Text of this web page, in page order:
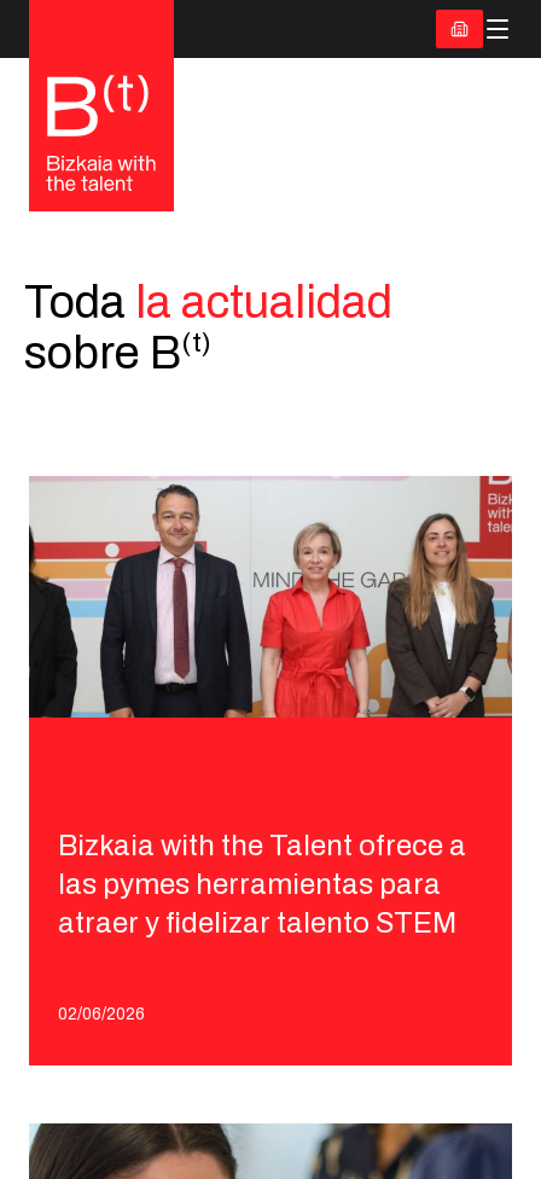
Toda la actualidad
sobre B(t)
Bizkaia with the Talent ofrece a
las pymes herramientas para
atraer y fidelizar talento STEM
02/06/2026